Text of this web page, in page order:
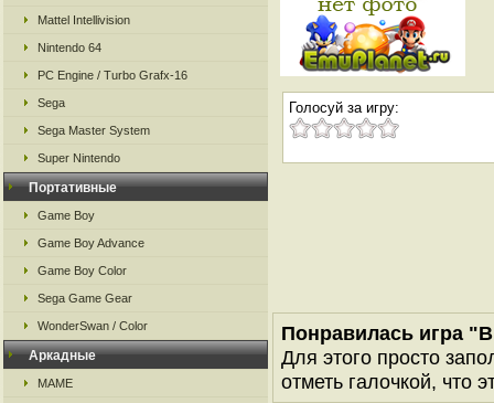
Mattel Intellivision
Nintendo 64
PC Engine / Turbo Grafx-16
Sega
Sega Master System
Super Nintendo
Портативные
Game Boy
Game Boy Advance
Game Boy Color
Sega Game Gear
WonderSwan / Color
Аркадные
MAME
Голосуй за игру:
Понравилась игра
Для этого просто
отметь галочкой, что